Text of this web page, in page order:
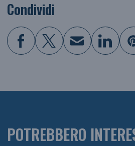
Condividi
POTREBBERO